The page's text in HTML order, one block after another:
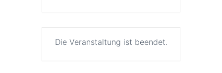
Die Veranstaltung ist beendet.